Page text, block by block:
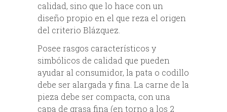
calidad, sino que lo hace con un
diseño propio en el que reza el origen
del criterio Blázquez.
Posee rasgos característicos y
simbólicos de calidad que pueden
ayudar al consumidor, la pata o codillo
debe ser alargada y fina. La carne de la
pieza debe ser compacta, con una
capa de grasa fina (en torno a los 2